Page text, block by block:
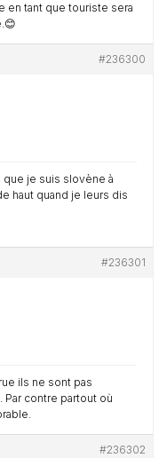
en tant que touriste sera
#236300
je suis slovène à
haut quand je leurs dis
#236301
ils ne sont pas
Par contre partout où
#236302